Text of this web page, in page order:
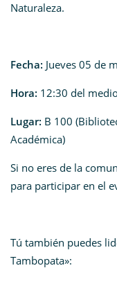
Naturaleza.
Fecha: Jueves 05 de
Hora: 12:30 del
Lugar: B 100
Académica)
Si no eres de la
para participar en el
Tú también puedes
Tambopata»: